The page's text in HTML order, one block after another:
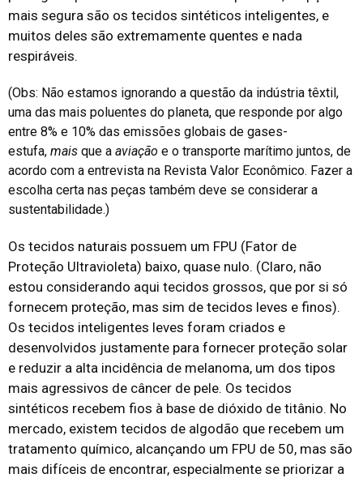
mais segura são os tecidos sintéticos inteligentes, e
muitos deles são extremamente quentes e nada
respiráveis.
(Obs: Não estamos ignorando a questão da indústria têxtil,
uma das mais poluentes do planeta, que responde por algo
entre 8% e 10% das emissões globais de gases-
estufa, mais que a aviação e o transporte marítimo juntos, de
acordo com a entrevista na Revista Valor Econômico. Fazer a
escolha certa nas peças também deve se considerar a
sustentabilidade.)
Os tecidos naturais possuem um FPU (Fator de
Proteção Ultravioleta) baixo, quase nulo. (Claro, não
estou considerando aqui tecidos grossos, que por si só
fornecem proteção, mas sim de tecidos leves e finos).
Os tecidos inteligentes leves foram criados e
desenvolvidos justamente para fornecer proteção solar
e reduzir a alta incidência de melanoma, um dos tipos
mais agressivos de câncer de pele. Os tecidos
sintéticos recebem fios à base de dióxido de titânio. No
mercado, existem tecidos de algodão que recebem um
tratamento químico, alcançando um FPU de 50, mas são
mais difíceis de encontrar, especialmente se priorizar a